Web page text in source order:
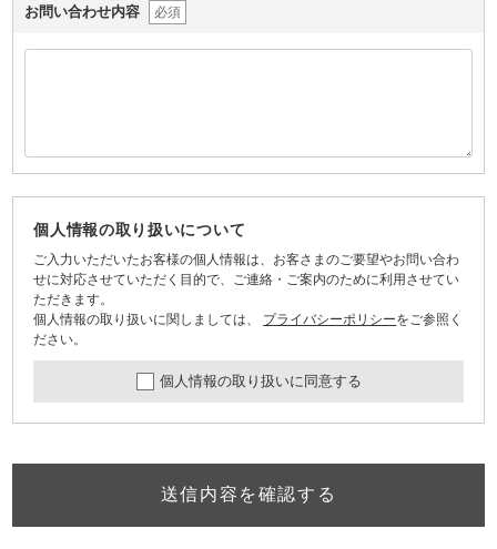
お問い合わせ内容 必須
個人情報の取り扱いについて
ご入力いただいたお客様の個人情報は、お客さまのご要望やお問い合わ
せに対応させていただく目的で、ご連絡・ご案内のために利用させてい
ただきます。
個人情報の取り扱いに関しましては、 プライバシーポリシーをご参照く
ださい。
個人情報の取り扱いに同意する
送信内容を確認する